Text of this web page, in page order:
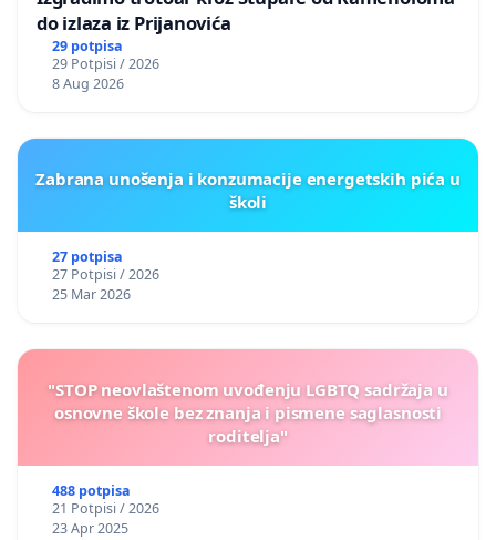
do izlaza iz Prijanovića
29 potpisa
29 Potpisi / 2026
8 Aug 2026
Zabrana unošenja i konzumacije energetskih pića u
školi
27 potpisa
27 Potpisi / 2026
25 Mar 2026
"STOP neovlaštenom uvođenju LGBTQ sadržaja u
osnovne škole bez znanja i pismene saglasnosti
roditelja"
488 potpisa
21 Potpisi / 2026
23 Apr 2025